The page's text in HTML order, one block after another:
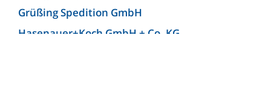
Grüßing Spedition GmbH
Hasenauer+Koch GmbH + Co. KG